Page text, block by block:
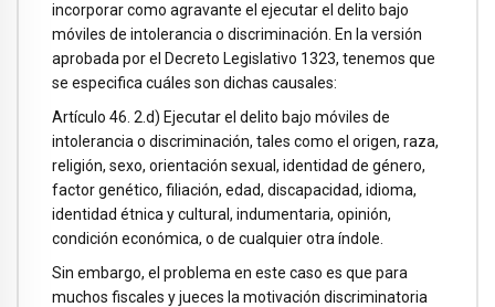
incorporar como agravante el ejecutar el delito bajo
móviles de intolerancia o discriminación. En la versión
aprobada por el Decreto Legislativo 1323, tenemos que
se especifica cuáles son dichas causales:
Artículo 46. 2.d) Ejecutar el delito bajo móviles de
intolerancia o discriminación, tales como el origen, raza,
religión, sexo, orientación sexual, identidad de género,
factor genético, filiación, edad, discapacidad, idioma,
identidad étnica y cultural, indumentaria, opinión,
condición económica, o de cualquier otra índole.
Sin embargo, el problema en este caso es que para
muchos fiscales y jueces la motivación discriminatoria